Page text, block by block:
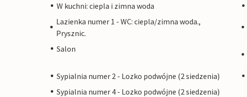
W kuchni: ciepla i zimna woda
Lazienka numer 1 - WC: ciepla/zimna woda.,
Prysznic.
Salon
Sypialnia numer 2 - Lozko podwójne (2 siedzenia)
Sypialnia numer 4 - Lozko podwójne (2 siedzenia)